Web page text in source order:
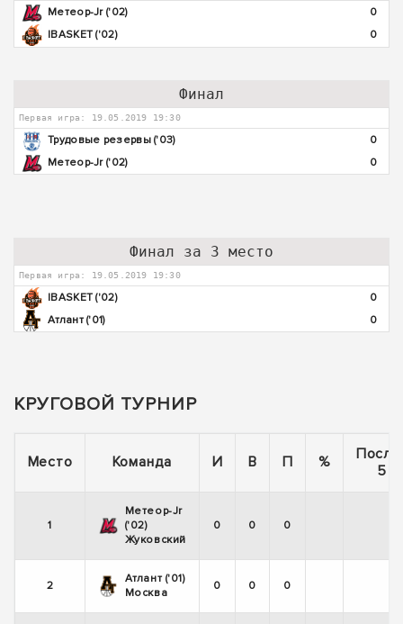
Метеор-Jr ('02)
0
IBASKET ('02)
0
Финал
Первая игра: 19.05.2019 19:30
Трудовые резервы ('03)
0
Метеор-Jr ('02)
0
Финал за 3 место
Первая игра: 19.05.2019 19:30
IBASKET ('02)
0
Атлант ('01)
0
КРУГОВОЙ ТУРНИР
Место Команда И В П %
5
1
Метеор-Jr
('02)
Жуковский
0 0 0
2
Атлант ('01)
Москва
0 0 0